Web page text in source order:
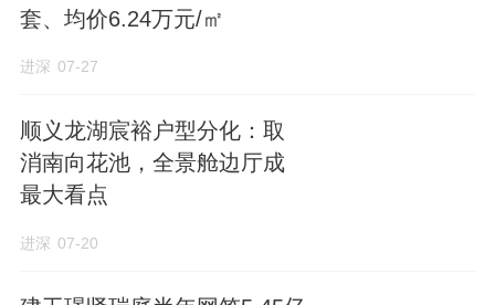
套、均价6.24万元/㎡
进深 07-27
顺义龙湖宸裕户型分化：取
消南向花池，全景舱边厅成
最大看点
进深 07-20